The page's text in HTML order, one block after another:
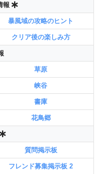
報
暴風域の攻略のヒント
クリア後の楽しみ方
草原
峡谷
書庫
花鳥郷
質問掲示板
フレンド募集掲示板 2